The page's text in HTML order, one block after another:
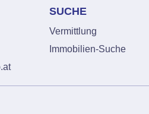
SUCHE
Vermittlung
Immobilien-Suche